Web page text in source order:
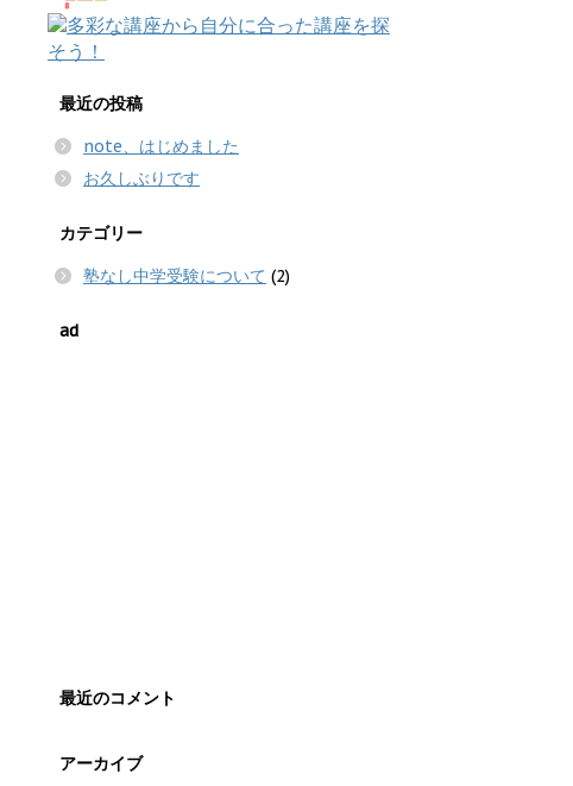
最近の投稿
note、はじめました
お久しぶりです
カテゴリー
塾なし中学受験について (2)
ad
最近のコメント
アーカイブ